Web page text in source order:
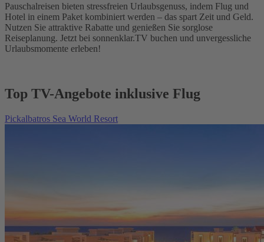
Pauschalreisen bieten stressfreien Urlaubsgenuss, indem Flug und
Hotel in einem Paket kombiniert werden – das spart Zeit und Geld.
Nutzen Sie attraktive Rabatte und genießen Sie sorglose
Reiseplanung. Jetzt bei sonnenklar.TV buchen und unvergessliche
Urlaubsmomente erleben!
Top TV-Angebote inklusive Flug
Pickalbatros Sea World Resort